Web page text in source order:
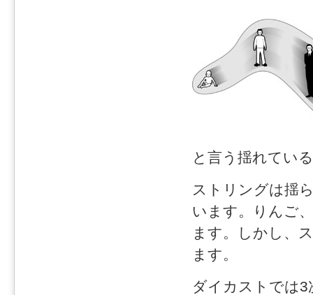
と言う揺れてい
ストリングは揺
います。りんご
ます。しかし、
ます。
ダイカストでは3